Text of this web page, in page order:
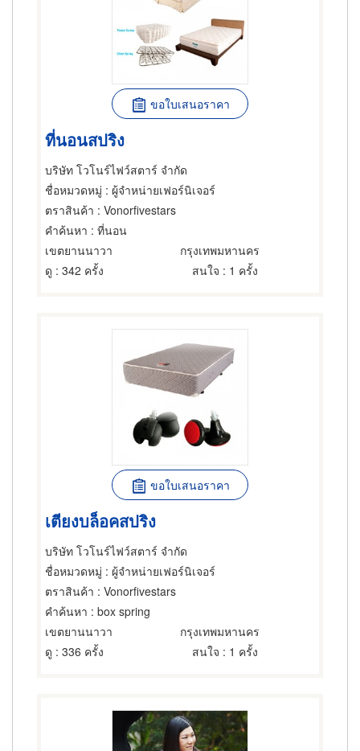
ขอใบเสนอราคา
ที่นอนสปริง
บริษัท โวโนร์ไฟว์สตาร์ จำกัด
ชื่อหมวดหมู่ : ผู้จำหน่ายเฟอร์นิเจอร์
ตราสินค้า : Vonorfivestars
คำค้นหา : ที่นอน
เขตยานนาวา
กรุงเทพมหานคร
ดู : 342 ครั้ง สนใจ : 1 ครั้ง
ขอใบเสนอราคา
เตียงบล็อคสปริง
บริษัท โวโนร์ไฟว์สตาร์ จำกัด
ชื่อหมวดหมู่ : ผู้จำหน่ายเฟอร์นิเจอร์
ตราสินค้า : Vonorfivestars
คำค้นหา : box spring
เขตยานนาวา
กรุงเทพมหานคร
ดู : 336 ครั้ง สนใจ : 1 ครั้ง